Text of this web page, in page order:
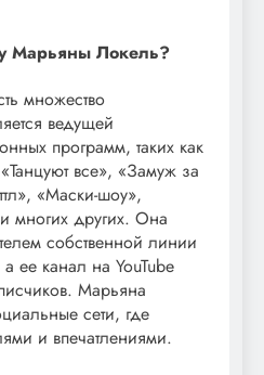
Марьяны Локель?
множество
ведущей
программ, таких как
все», «Замуж за
«Маски-шоу»,
многих других. Она
собственной линии
ее канал на YouTube
Марьяна
сети, где
и впечатлениями.